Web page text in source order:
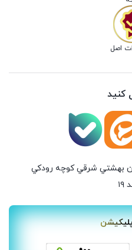
اصل
کنید
بهشتي شرقي كوچه رودكي